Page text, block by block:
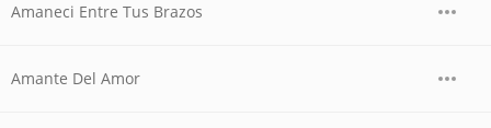
Amaneci Entre Tus Brazos
Amante Del Amor